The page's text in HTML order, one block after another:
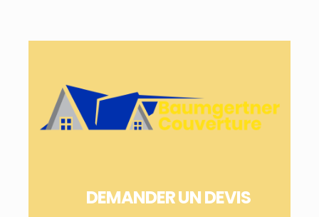
DEMANDER UN DEVIS